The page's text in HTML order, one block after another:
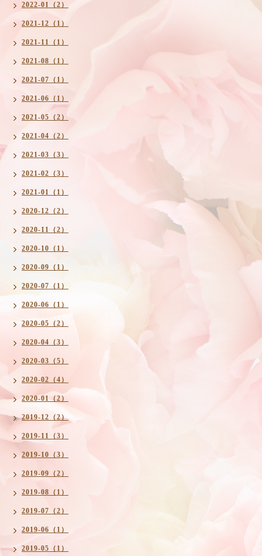
2022-01（2）
2021-12（1）
2021-11（1）
2021-08（1）
2021-07（1）
2021-06（1）
2021-05（2）
2021-04（2）
2021-03（3）
2021-02（3）
2021-01（1）
2020-12（2）
2020-11（2）
2020-10（1）
2020-09（1）
2020-07（1）
2020-06（1）
2020-05（2）
2020-04（3）
2020-03（5）
2020-02（4）
2020-01（2）
2019-12（2）
2019-11（3）
2019-10（3）
2019-09（2）
2019-08（1）
2019-07（2）
2019-06（1）
2019-05（1）